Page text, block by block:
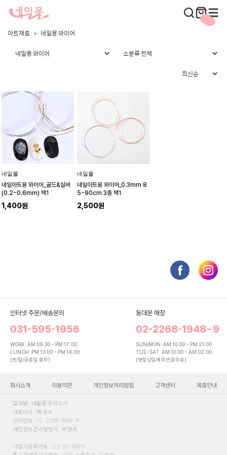
아트재료 네일용 와이어
네일몰
네일아트용 와이어_골드&실버
(0.2~0.6mm) 택1
1,400원
네일몰
네일아트용 와이어_0.3mm 8
5~90cm 3종 택1
2,500원
인터넷 주문/배송문의
031-595-1956
WORK AM 09:30 ~ PM 17:00
LUNCH PM 13:00 ~ PM 14:00
(토/일/공휴일 휴무)
동대문 매장
02-2268-1948~9
SUN/MON AM 10:00 ~ PM 21:00
TUE~SAT AM 10:00 ~ AM 02:00
(명절당일제외 연중무휴)
회사소개 이용약관 개인정보처리방침 고객센터 제휴안내
업체명 : 네일몰 주식회사
대표이사 : 박세재
전화번호 : 02-2268-1948~9
개인정보관리담당자 : 박형석
사업자등록번호 : 201-86-18878